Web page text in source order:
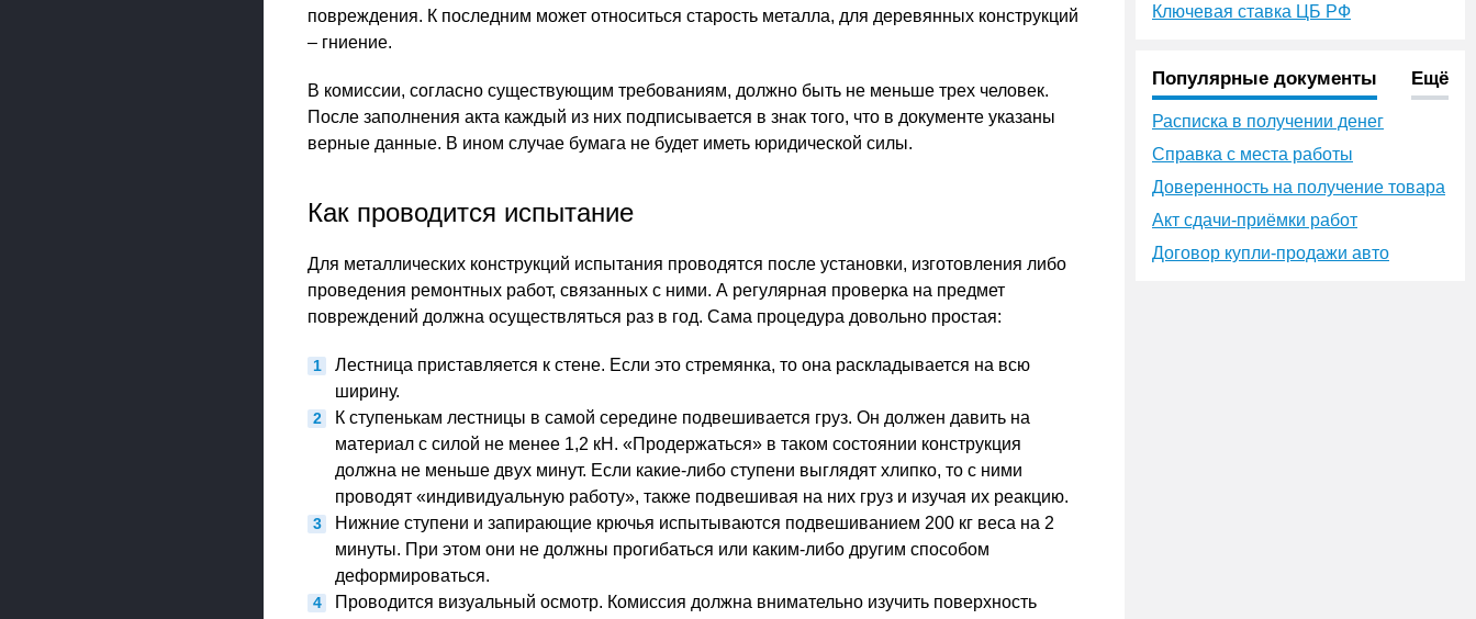
повреждения. К последним может относиться старость металла, для деревянных конструкций
– гниение.
В комиссии, согласно существующим требованиям, должно быть не меньше трех человек.
После заполнения акта каждый из них подписывается в знак того, что в документе указаны
верные данные. В ином случае бумага не будет иметь юридической силы.
Как проводится испытание
Для металлических конструкций испытания проводятся после установки, изготовления либо
проведения ремонтных работ, связанных с ними. А регулярная проверка на предмет
повреждений должна осуществляться раз в год. Сама процедура довольно простая:
Лестница приставляется к стене. Если это стремянка, то она раскладывается на всю
ширину.
К ступенькам лестницы в самой середине подвешивается груз. Он должен давить на
материал с силой не менее 1,2 кН. «Продержаться» в таком состоянии конструкция
должна не меньше двух минут. Если какие-либо ступени выглядят хлипко, то с ними
проводят «индивидуальную работу», также подвешивая на них груз и изучая их реакцию.
Нижние ступени и запирающие крючья испытываются подвешиванием 200 кг веса на 2
минуты. При этом они не должны прогибаться или каким-либо другим способом
деформироваться.
Проводится визуальный осмотр. Комиссия должна внимательно изучить поверхность
Ключевая ставка ЦБ РФ
Популярные документы Ещё
Расписка в получении денег
Справка с места работы
Доверенность на получение товара
Акт сдачи-приёмки работ
Договор купли-продажи авто